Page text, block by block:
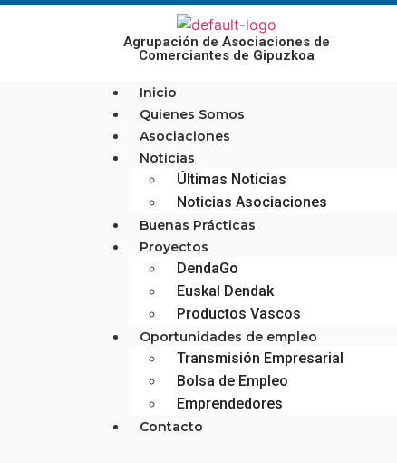
Agrupación de Asociaciones de
Comerciantes de Gipuzkoa
Inicio
Quienes Somos
Asociaciones
Noticias
Últimas Noticias
Noticias Asociaciones
Buenas Prácticas
Proyectos
DendaGo
Euskal Dendak
Productos Vascos
Oportunidades de empleo
Transmisión Empresarial
Bolsa de Empleo
Emprendedores
Contacto